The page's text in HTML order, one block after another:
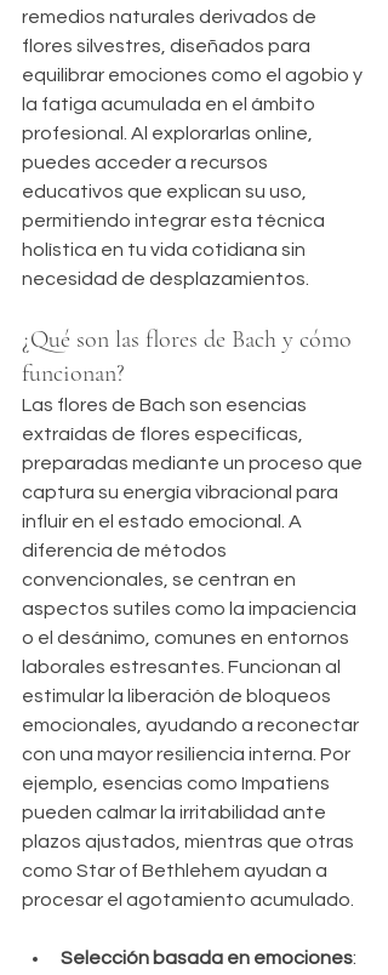
remedios naturales derivados de
flores silvestres, diseñados para
equilibrar emociones como el agobio y
la fatiga acumulada en el ámbito
profesional. Al explorarlas online,
puedes acceder a recursos
educativos que explican su uso,
permitiendo integrar esta técnica
holística en tu vida cotidiana sin
necesidad de desplazamientos.
¿Qué son las flores de Bach y cómo
funcionan?
Las flores de Bach son esencias
extraídas de flores específicas,
preparadas mediante un proceso que
captura su energía vibracional para
influir en el estado emocional. A
diferencia de métodos
convencionales, se centran en
aspectos sutiles como la impaciencia
o el desánimo, comunes en entornos
laborales estresantes. Funcionan al
estimular la liberación de bloqueos
emocionales, ayudando a reconectar
con una mayor resiliencia interna. Por
ejemplo, esencias como Impatiens
pueden calmar la irritabilidad ante
plazos ajustados, mientras que otras
como Star of Bethlehem ayudan a
procesar el agotamiento acumulado.
Selección basada en emociones: